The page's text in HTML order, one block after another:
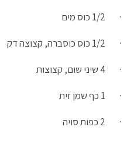
· 1/2 כוס מים
· 1/2 כוס כוסברה, קצוצה דק
· 4 שיני שום, קצוצות
· 1 כף שמן זית
· 2 כפות סויה